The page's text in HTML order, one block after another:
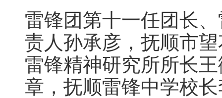
雷锋团第十一任团长
责人孙承彦，抚顺市
雷锋精神研究所所长
章，抚顺雷锋中学校